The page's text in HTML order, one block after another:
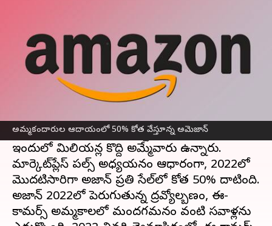
అమ్మకందారుల ఆదాయంలో 50% కోత వేస్తూన్న అమెజాన్
వ్రాసిన వారు Nishkala Sathivada Feb 14, 2023 04:53 pm
ఈ వార్తాకథనం ఏంటి
అమెజాన్ ఆన్‌లైన్ మార్కెట్‌ప్లేస్ లో అందించే వివిధ
రకాల ఉత్పత్తులు అందించే డిస్కౌంట్‌ల కారణంగా
కొనుగోలుదారులకు చాలా ఇష్టమైన ఈ-కామర్స్ వేదిక.
ఇందులో మిలియన్ల కొద్ది అమ్మేవారు ఉన్నారు.
మార్కెట్‌ప్లేస్ పల్స్ అధ్యయనం ఆధారంగా, 2022లో
మొదటిసారిగా అమెజాన్ ప్రతి సేల్‌లో కోత 50% దాటింది.
అమెజాన్ 2022లో పెరుగుతున్న ద్రవ్యోల్బణం, ఈ-
కామర్స్ అమ్మకాలలో మందగమనం వంటి సవాళ్లను